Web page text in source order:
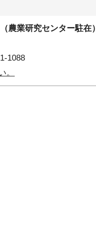
業研究センター駐在）
1088
。